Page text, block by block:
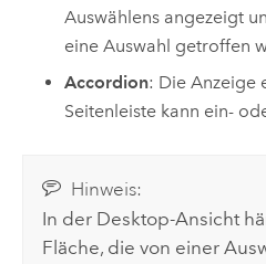
Auswählens angezeigt
eine Auswahl getroffen
Accordion: Die Anzeige
Seitenleiste kann ein-
Hinweis:
In der Desktop-Ansicht
Fläche, die von einer